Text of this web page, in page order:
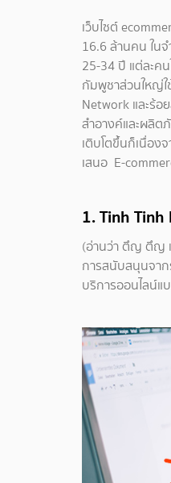
เว็บไซต์
16.6 ล้านคน ใน
25-34 ปี แต่ละค
กัมพูชาส่วนใหญ่ใ
Network และร้อ
สำอางค์และผลิ
เติบโตขึ้นก็เนื่อ
เสนอ E-
1.Tinh Tinh
(อ่านว่า ตึญ ตึญ
การสนับสนุนจา
บริการออนไลน์แ